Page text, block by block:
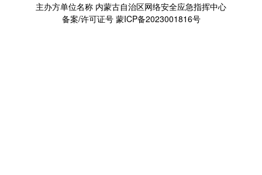
主办方单位名称 内蒙古自治区网络安全应急指挥中心
备案/许可证号 蒙ICP备2023001816号